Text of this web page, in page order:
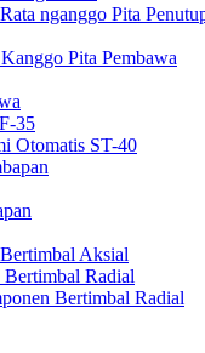
nganggo Pita
Pita Pembawa
35
Otomatis ST-40
Aksial
Bertimbal Radial
Bertimbal Radial